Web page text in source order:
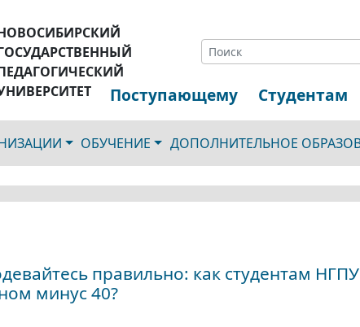
Поступающему Студентам
ОБУЧЕНИЕ ДОПОЛНИТЕЛЬНОЕ
правильно: как студентам НГПУ
минус 40?